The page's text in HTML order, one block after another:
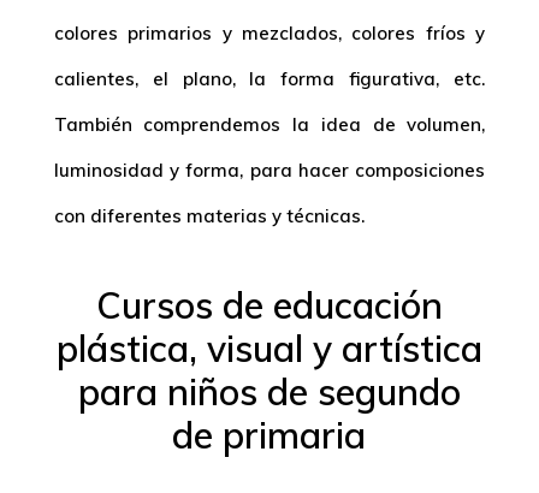
colores primarios y mezclados, colores fríos y
calientes, el plano, la forma figurativa, etc.
También comprendemos la idea de volumen,
luminosidad y forma, para hacer composiciones
con diferentes materias y técnicas.
Cursos de educación
plástica, visual y artística
para niños de segundo
de primaria